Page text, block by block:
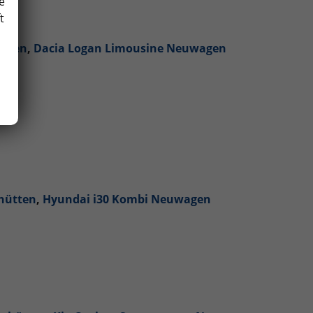
, Dacia Logan Limousine Neuwagen
, Hyundai i30 Kombi Neuwagen